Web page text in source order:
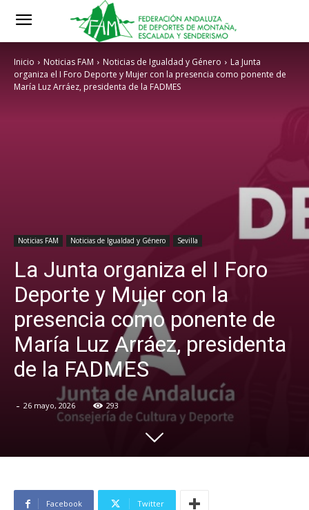
Inicio Noticias FAM Noticias de Igualdad y Género
La Junta
organiza el I Foro Deporte y Mujer con la presencia como ponente de
María Luz Arráez, presidenta de la FADMES
Noticias FAM Noticias de Igualdad y Género Sevilla
La Junta organiza el I Foro
Deporte y Mujer con la
presencia como ponente de
María Luz Arráez, presidenta
de la FADMES
- 26 mayo, 2026 293
Facebook Twitter